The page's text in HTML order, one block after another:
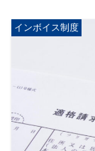
インボイス制度